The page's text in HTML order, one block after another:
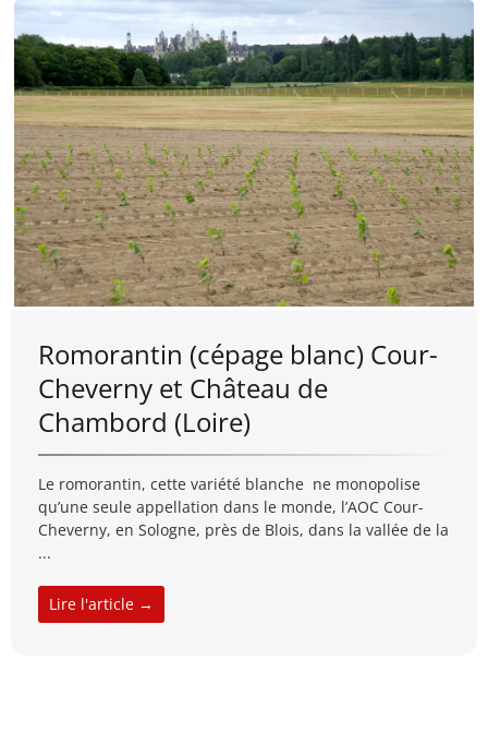
Romorantin (cépage blanc) Cour-
Cheverny et Château de
Chambord (Loire)
Le romorantin, cette variété blanche ne monopolise
qu’une seule appellation dans le monde, l’AOC Cour-
Cheverny, en Sologne, près de Blois, dans la vallée de la
...
Lire l'article →